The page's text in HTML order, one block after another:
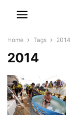
Home Tags 2014
2014